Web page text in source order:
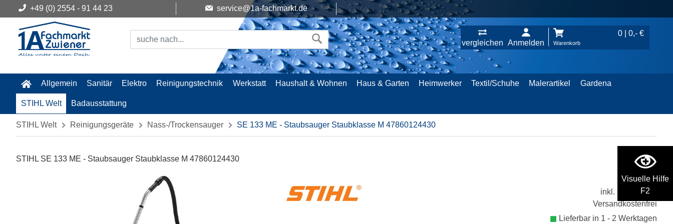
Visuelle Hilfe
F2
+49 (0) 2554 - 91 44 23 service@1a-fachmarkt.de
vergleichen Anmelden
0 | 0,- €
Warenkorb
Allgemein Sanitär Elektro Reinigungstechnik Werkstatt Haushalt & Wohnen Haus & Garten Heimwerker Textil/Schuhe Malerartikel Gardena
STIHL Welt Badausstattung
STIHL Welt Reinigungsgeräte Nass-/Trockensauger SE 133 ME - Staubsauger Staubklasse M 47860124430
STIHL SE 133 ME - Staubsauger Staubklasse M 47860124430
594,- €
inkl. 19% MwSt.
Versandkostenfrei
Lieferbar in 1 - 2 Werktagen